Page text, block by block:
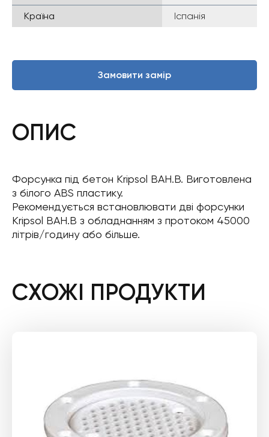
Країна
Іспанія
Замовити замір
ОПИС
Форсунка під бетон Kripsol BAH.B. Виготовлена ​​
з білого ABS пластику.
Рекомендується встановлювати дві форсунки
Kripsol BAH.B з обладнанням з протоком 45000
літрів/годину або більше.
СХОЖІ ПРОДУКТИ